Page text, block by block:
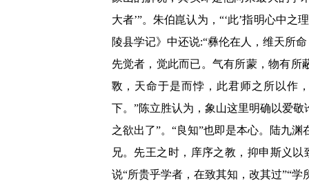
大者’”。朱伯崑认为，“‘此’指明心中
陵县学记》中还说:“彝伦在人，维天所
先觉者，觉此而已。气有所蒙，物有
斁，天命于是而悖，此君师之所以作
下。”陈立胜认为，象山这里明确以爱
之欲出了”。“良知”也即是本心。陆九
兄。先王之时，庠序之教，抑申斯义
说“所贵乎学者，在致其知，改其过”“